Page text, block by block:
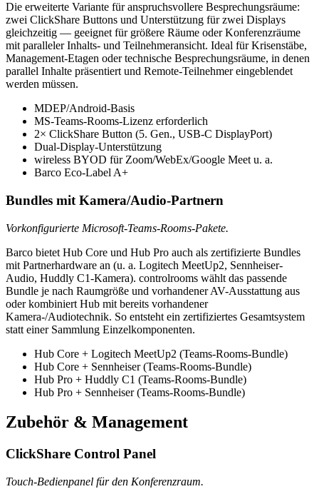
Die erweiterte Variante für anspruchsvollere Besprechungsräume:
zwei ClickShare Buttons und Unterstützung für zwei Displays
gleichzeitig — geeignet für größere Räume oder Konferenzräume
mit paralleler Inhalts- und Teilnehmeransicht. Ideal für Krisenstäbe,
Management-Etagen oder technische Besprechungsräume, in denen
parallel Inhalte präsentiert und Remote-Teilnehmer eingeblendet
werden müssen.
MDEP/Android-Basis
MS-Teams-Rooms-Lizenz erforderlich
2× ClickShare Button (5. Gen., USB-C DisplayPort)
Dual-Display-Unterstützung
wireless BYOD für Zoom/WebEx/Google Meet u. a.
Barco Eco-Label A+
Bundles mit Kamera/Audio-Partnern
Vorkonfigurierte Microsoft-Teams-Rooms-Pakete.
Barco bietet Hub Core und Hub Pro auch als zertifizierte Bundles
mit Partnerhardware an (u. a. Logitech MeetUp2, Sennheiser-
Audio, Huddly C1-Kamera). controlrooms wählt das passende
Bundle je nach Raumgröße und vorhandener AV-Ausstattung aus
oder kombiniert Hub mit bereits vorhandener
Kamera-/Audiotechnik. So entsteht ein zertifiziertes Gesamtsystem
statt einer Sammlung Einzelkomponenten.
Hub Core + Logitech MeetUp2 (Teams-Rooms-Bundle)
Hub Core + Sennheiser (Teams-Rooms-Bundle)
Hub Pro + Huddly C1 (Teams-Rooms-Bundle)
Hub Pro + Sennheiser (Teams-Rooms-Bundle)
Zubehör & Management
ClickShare Control Panel
Touch-Bedienpanel für den Konferenzraum.